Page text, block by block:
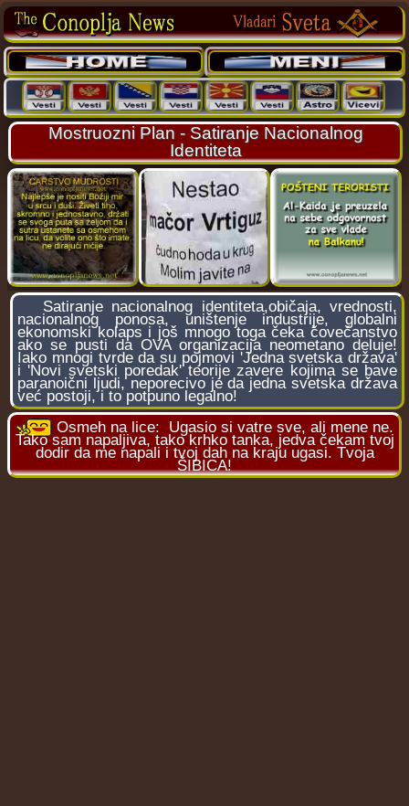
Mostruozni Plan - Satiranje Nacionalnog
Identiteta
Satiranje nacionalnog identiteta,običaja, vrednosti,
nacionalnog ponosa, uništenje industrije, globalni
ekonomski kolaps i još mnogo toga čeka čovečanstvo
ako se pusti da OVA organizacija neometano deluje!
Iako mnogi tvrde da su pojmovi 'Jedna svetska država'
i 'Novi svetski poredak' teorije zavere kojima se bave
paranoični ljudi, neporecivo je da jedna svetska država
već postoji, i to potpuno legalno!
Osmeh na lice: Ugasio si vatre sve, ali mene ne.
Tako sam napaljiva, tako krhko tanka, jedva čekam tvoj
dodir da me napali i tvoj dah na kraju ugasi. Tvoja
ŠIBICA!